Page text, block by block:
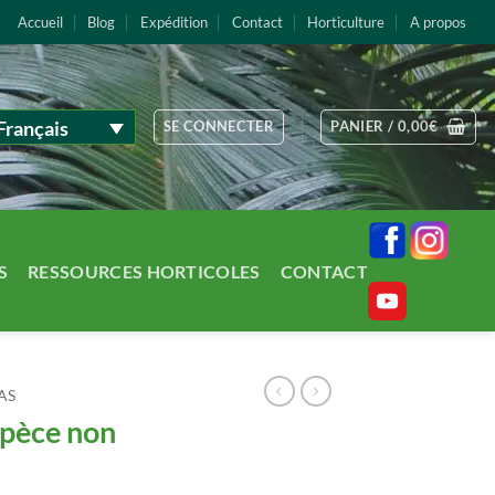
Accueil Blog Expédition Contact Horticulture A propos
SE CONNECTER PANIER / 0,00€
RESSOURCES HORTICOLES CONTACT
non